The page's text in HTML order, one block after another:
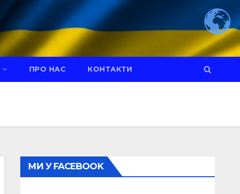
ПРО НАС КОНТАКТИ
МИ У FACEBOOK